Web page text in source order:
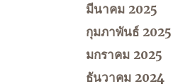
มีนาคม 2025
กุมภาพันธ์ 2025
มกราคม 2025
ธันวาคม 2024